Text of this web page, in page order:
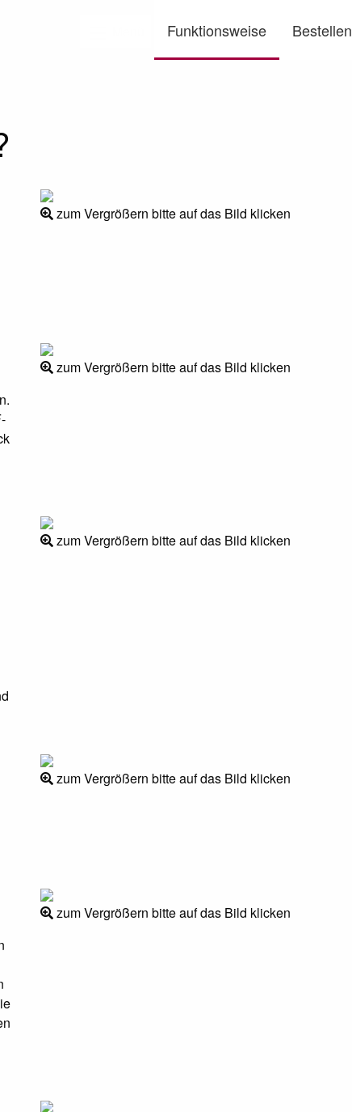
Funktionsweise Bestellen
zum Vergrößern bitte auf das Bild klicken
zum Vergrößern bitte auf das Bild klicken
zum Vergrößern bitte auf das Bild klicken
zum Vergrößern bitte auf das Bild klicken
zum Vergrößern bitte auf das Bild klicken